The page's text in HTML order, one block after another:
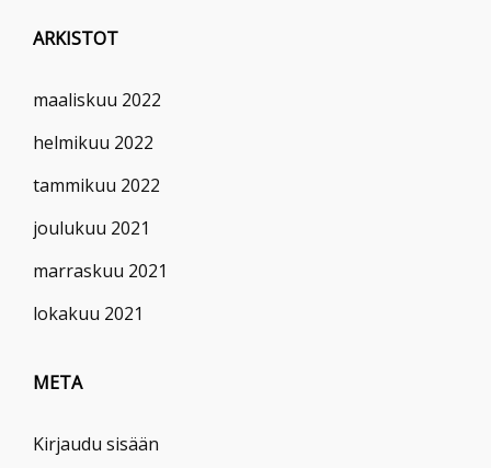
ARKISTOT
maaliskuu 2022
helmikuu 2022
tammikuu 2022
joulukuu 2021
marraskuu 2021
lokakuu 2021
META
Kirjaudu sisään